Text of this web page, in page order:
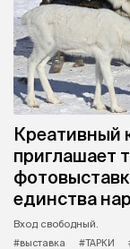
Креативный
приглашает
единства
Вход свободный.
#выставка
#ТАРКИ